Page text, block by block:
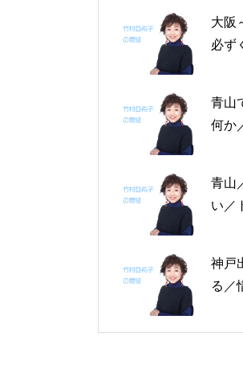
月4
の易
大阪
必ず
月3
一言
青山
何か
日の
言
青山
い／
の書
6日
神戸
る／
の書